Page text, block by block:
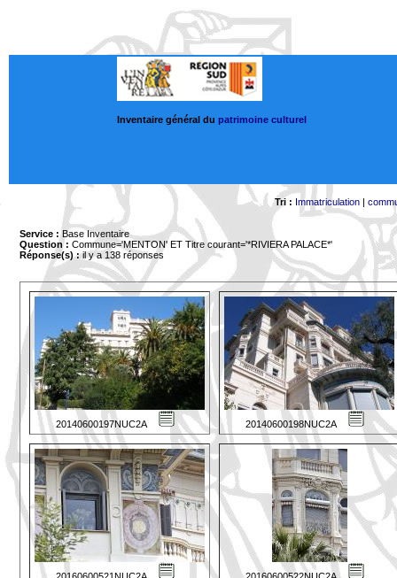
Inventaire général du patrimoine culturel
Tri : Immatriculation|
Service : Base Inventaire
Question : Commune='MENTON' ET Titre courant='*RIVIERA PALACE*'
Réponse(s) :il y a 138 réponses
20140600197NUC2A 20140600198NUC2A